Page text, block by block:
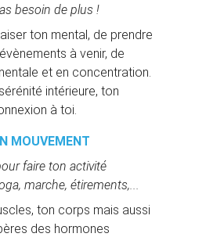
MOUVEMENT
faire ton activité
marche, étirements,...
ton corps mais aussi
des hormones
besoin de plus !
ton mental, de prendre
à venir, de
et en concentration.
intérieure, ton
à toi.